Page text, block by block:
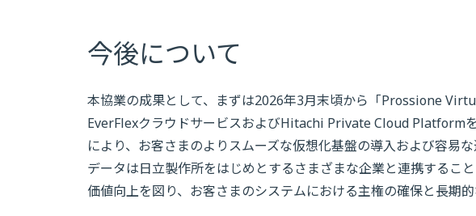
今後について
本協業の成果として、まずは2026年3月末頃から「Prossione
EverFlexクラウドサービスおよびHitachi Private Cloud Platform
により、お客さまのよりスムーズな仮想化基盤の導入および容易
データは日立製作所をはじめとするさまざまな企業と連携する
価値向上を図り、お客さまのシステムにおける主権の確保と長期的